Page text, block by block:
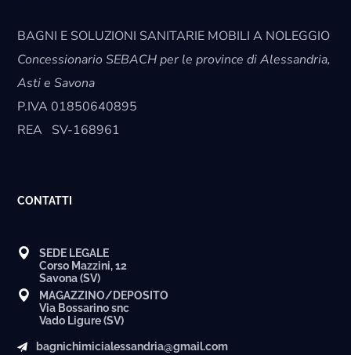
BAGNI E SOLUZIONI SANITARIE MOBILI A NOLEGGIO
Concessionario SEBACH per le province di Alessandria,
Asti e Savona
P.IVA01850640895
REA SV-168961
CONTATTI
SEDE LEGALE
Corso Mazzini, 12
Savona (SV)
MAGAZZINO/DEPOSITO
Via Bossarino snc
Vado Ligure (SV)
bagnichimicialessandria@gmail.com